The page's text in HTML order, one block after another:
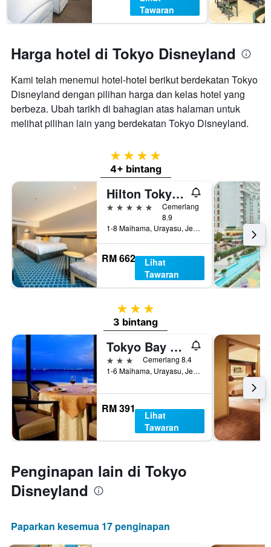
Tawaran
Harga hotel di Tokyo Disneyland
Kami telah menemui hotel-hotel berikut berdekatan Tokyo
Disneyland dengan pilihan harga dan kelas hotel yang
berbeza. Ubah tarikh di bahagian atas halaman untuk
melihat pilihan lain yang berdekatan Tokyo Disneyland.
4 bintang
4+ bintang
Hilton Tokyo Bay
5 bintang
Cemerlang
8.9
1-8 Maihama, Urayasu, Jepun
RM 662
Lihat
Tawaran
3 bintang
3 bintang
Tokyo Bay Maihama Hotel First Resort
3 bintangCemerlang 8.4
1-6 Maihama, Urayasu, Jepun
RM 391
Lihat
Tawaran
Penginapan lain di Tokyo
Disneyland
Paparkan kesemua 17 penginapan